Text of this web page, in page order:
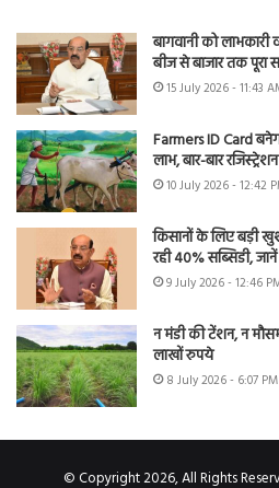
बागवानी को
बीज से बाजार तक पूरा
15 July 2026 - 11:43
Farmers ID Card
लाभ, बार-बार
10 July 2026 - 12:42
किसानों के लिए बड़ी
रही 40% सब्सिडी,
9 July 2026 - 12:46
न मंडी की टेंशन, न
लाखों रुपये
8 July 2026 - 6:07 PM
© Copyright 2026, All Rights